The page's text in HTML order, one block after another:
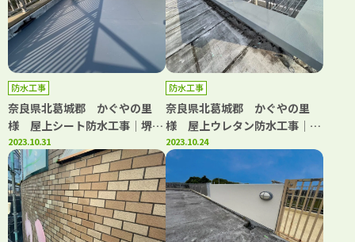
防水工事
奈良県北葛城郡 かぐやの里
様 屋上シート防水工事│堺市
の外壁塗装・屋根塗装・雨漏り
修理専門店 千成工務店
2023.10.31
防水工事
奈良県北葛城郡 かぐやの里
様 屋上ウレタン防水工事│堺
市の外壁塗装・屋根塗装・雨漏
り修理専門店 千成工務店
2023.10.24